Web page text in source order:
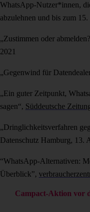
WhatsApp-Nutzer*innen,
abzulehnen und bis zum
„Zustimmen oder
2021
„Gegenwind für
„Ein guter Zeitpunkt,
sagen“, Süddeutsche
„Dringlichkeitsverfahren
Datenschutz Hamburg, 13.
“WhatsApp-Alternativen:
Überblick”,
Campact-Aktion vor